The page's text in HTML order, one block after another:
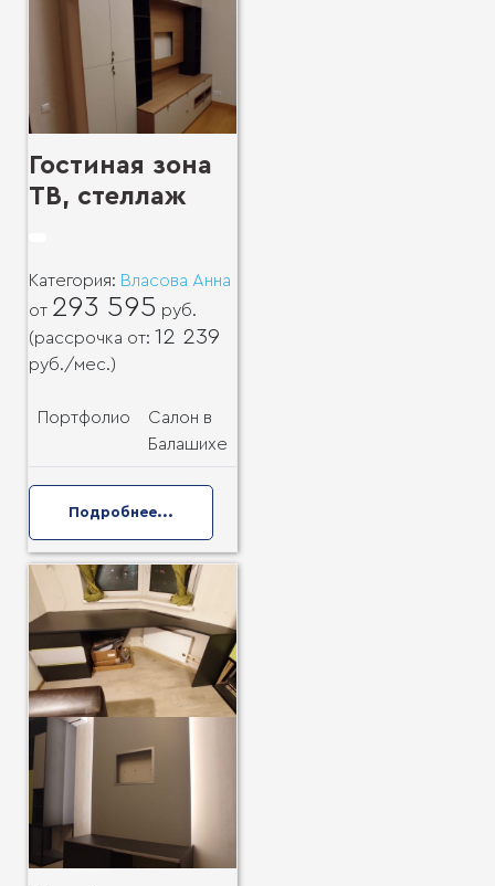
Гостиная зона
ТВ, стеллаж
Категория: Власова Анна
от 293 595 руб.
(рассрочка от: 12 239
руб./мес.)
Портфолио
Салон в
Балашихе
Подробнее...